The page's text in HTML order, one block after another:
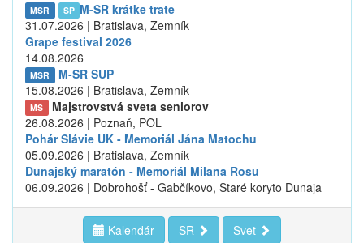
MSR SP M-SR krátke trate
31.07.2026 | Bratislava, Zemník
Grape festival 2026
14.08.2026
MSR
M-SR SUP
15.08.2026 | Bratislava, Zemník
MS
Majstrovstvá sveta seniorov
26.08.2026 | Poznaň, POL
Pohár Slávie UK - Memoriál Jána Matochu
05.09.2026 | Bratislava, Zemník
Dunajský maratón - Memoriál Milana Rosu
06.09.2026 | Dobrohošť - Gabčíkovo, Staré koryto Dunaja
Kalendár SR Svet